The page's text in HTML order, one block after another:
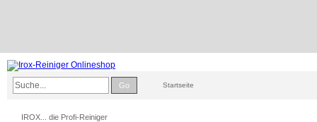
Go Startseite
IROX... die Profi-Reiniger